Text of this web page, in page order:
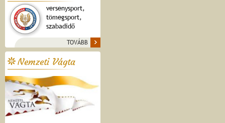
versenysport,
tömegsport,
szabadidő
TOVÁBB
Nemzeti Vágta